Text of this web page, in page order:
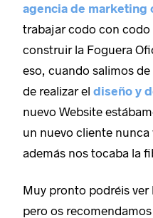
agencia de marketing
trabajar codo con
construir la Foguera
eso, cuando salimos
de realizar eldiseño y
nuevo Website
un nuevo cliente nunca
además nos tocaba la
Muy pronto podréis ver
pero os